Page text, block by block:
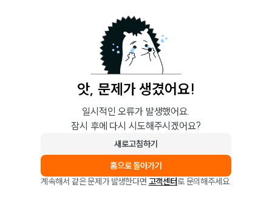
앗, 문제가 생겼어요!
일시적인 오류가 발생했어요.
잠시 후에 다시 시도해주시겠어요?
새로고침하기
홈으로 돌아가기
계속해서 같은 문제가 발생한다면 고객센터로 문의해주세요.